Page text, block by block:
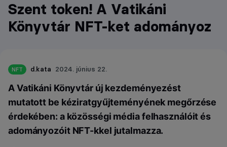
Szent token! A Vatikáni
Könyvtár NFT-ket adományoz
NFT d.kata 2024. június 22.
A Vatikáni Könyvtár új kezdeményezést
mutatott be kéziratgyűjteményének megőrzése
érdekében: a közösségi média felhasználóit és
adományozóit NFT-kkel jutalmazza.